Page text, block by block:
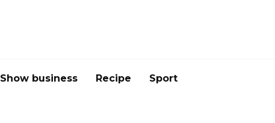
Show business Recipe Sport